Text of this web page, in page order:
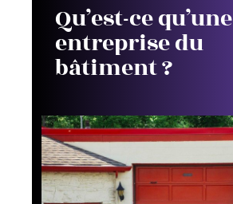
Qu’est-ce qu’une
entreprise du
bâtiment ?